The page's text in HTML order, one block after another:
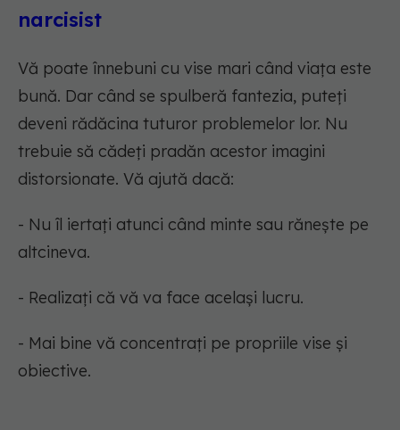
narcisist
Vă poate înnebuni cu vise mari când viața este
bună. Dar când se spulberă fantezia, puteți
deveni rădăcina tuturor problemelor lor. Nu
trebuie să cădeți pradăn acestor imagini
distorsionate. Vă ajută dacă:
- Nu îl iertați atunci când minte sau rănește pe
altcineva.
- Realizați că vă va face același lucru.
- Mai bine vă concentrați pe propriile vise și
obiective.